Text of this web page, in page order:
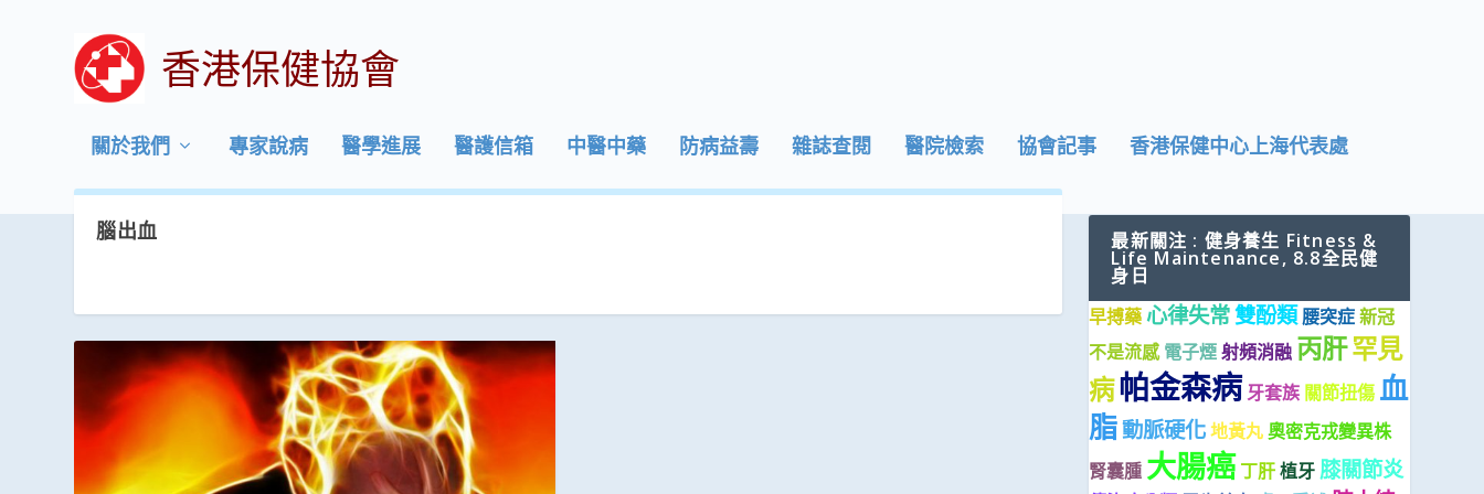
香港保健協會
關於我們 專家說病 醫學進展 醫護信箱 中醫中藥 防病益壽 雜誌查閱 醫院檢索 協會記事 香港保健中心上海代表處
腦出血 最新關注 : 健身養生 Fitness &
Life Maintenance, 8.8全民健
身日
早搏藥心律失常雙酚類腰突症新冠
不是流感 電子煙射頻消融 丙肝罕見
病帕金森病牙套族 關節扭傷 血
脂動脈硬化地黃丸奧密克戎變異株
腎囊腫 大腸癌 丁肝植牙 膝關節炎